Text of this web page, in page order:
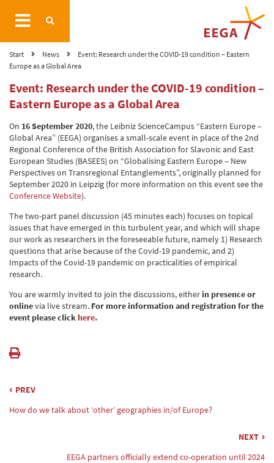
Start News
Event: Research under the COVID-19 condition – Eastern
Europe as a Global Area
Event: Research under the COVID-19 condition –
Eastern Europe as a Global Area
On 16 September 2020, the Leibniz ScienceCampus “Eastern Europe –
Global Area” (EEGA) organises a small-scale event in place of the 2nd
Regional Conference of the British Association for Slavonic and East
European Studies (BASEES) on “Globalising Eastern Europe – New
Perspectives on Transregional Entanglements”, originally planned for
September 2020 in Leipzig (for more information on this event see the
Conference Website).
The two-part panel discussion (45 minutes each) focuses on topical
issues that have emerged in this turbulent year, and which will shape
our work as researchers in the foreseeable future, namely 1) Research
questions that arise because of the Covid-19 pandemic, and 2)
Impacts of the Covid-19 pandemic on practicalities of empirical
research.
You are warmly invited to join the discussions, eitherin presence or
onlinevia live stream. For more information and registration for the
event please click here.
PREV
How do we talk about ‘other’ geographies in/of Europe?
NEXT
EEGA partners officially extend co-operation until 2024